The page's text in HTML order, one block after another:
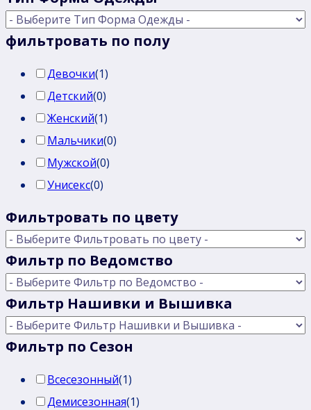
фильтровать по полу
Девочки(1)
Детский(0)
Женский(1)
Мальчики(0)
Мужской(0)
Унисекс(0)
Фильтровать по цвету
Фильтр по Ведомство
Фильтр Нашивки и Вышивка
Фильтр по Сезон
Всесезонный(1)
Демисезонная(1)